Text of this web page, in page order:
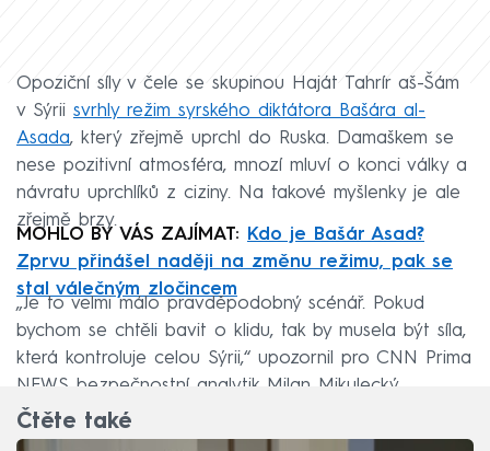
Opoziční síly v čele se skupinou Haját Tahrír aš-Šám
v Sýrii svrhly režim syrského diktátora Bašára al-
Asada, který zřejmě uprchl do Ruska. Damaškem se
nese pozitivní atmosféra, mnozí mluví o konci války a
návratu uprchlíků z ciziny. Na takové myšlenky je ale
zřejmě brzy.
MOHLO BY VÁS ZAJÍMAT:
Kdo je Bašár Asad?
Zprvu přinášel naději na změnu režimu, pak se
stal válečným zločincem
„Je to velmi málo pravděpodobný scénář. Pokud
bychom se chtěli bavit o klidu, tak by musela být síla,
která kontroluje celou Sýrii,“ upozornil pro CNN Prima
NEWS bezpečnostní analytik Milan Mikulecký.
Čtěte také